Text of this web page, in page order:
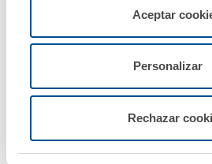
configurarlas usando el
Aceptar
Personalizar
Rechazar
Enfermería de Teruel
firma una póliza
colectiva de decesos